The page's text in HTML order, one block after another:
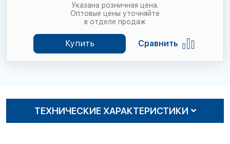
Указана розничная цена.
Оптовые цены уточняйте
в отделе продаж
Купить Сравнить
ТЕХНИЧЕСКИЕ ХАРАКТЕРИСТИКИ